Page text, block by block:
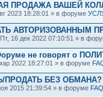
ПРОДАЖА ВАШЕЙ
2023 18:28:01 » в форуме
АВТОРИЗОВАННЫМ
16 дек 2022 07:10:51 » в
не говорят о
2022 18:27:01 » в форуме
ПРОДАТЬ БЕЗ ОБМАНА?
2015 21:39:54 » в форуме